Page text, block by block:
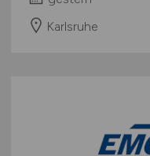
Karlsruhe